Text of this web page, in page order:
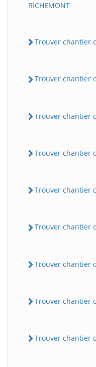
RICHEMONT
Trouver chantier
Trouver chantier
Trouver chantier
Trouver chantier
Trouver chantier
Trouver chantier
Trouver chantier
Trouver chantier
Trouver chantier